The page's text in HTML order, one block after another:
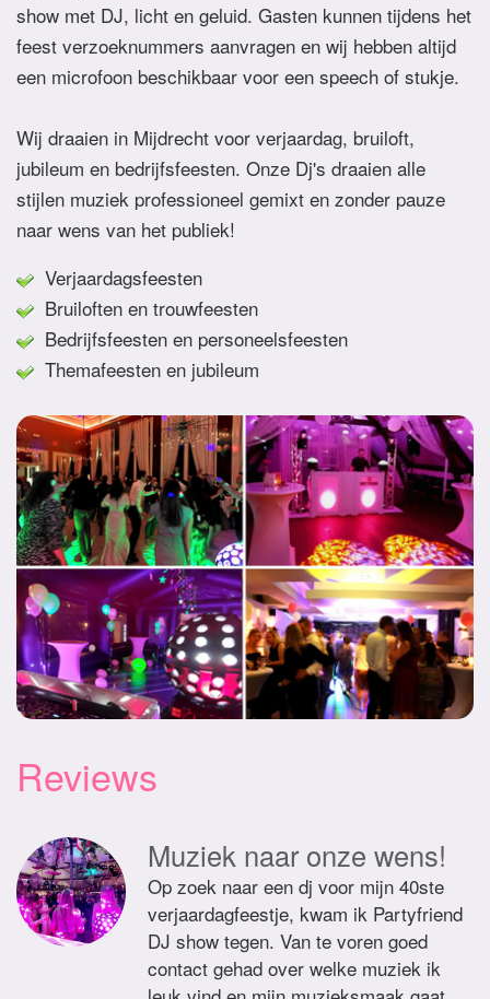
show met DJ, licht en geluid. Gasten kunnen tijdens het
feest verzoeknummers aanvragen en wij hebben altijd
een microfoon beschikbaar voor een speech of stukje.
Wij draaien in Mijdrecht voor verjaardag, bruiloft,
jubileum en bedrijfsfeesten. Onze Dj's draaien alle
stijlen muziek professioneel gemixt en zonder pauze
naar wens van het publiek!
Verjaardagsfeesten
Bruiloften en trouwfeesten
Bedrijfsfeesten en personeelsfeesten
Themafeesten en jubileum
Reviews
Muziek naar onze wens!
Op zoek naar een dj voor mijn 40ste
verjaardagfeestje, kwam ik Partyfriend
DJ show tegen. Van te voren goed
contact gehad over welke muziek ik